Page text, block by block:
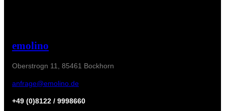
emolino
Oberstrogn 11, 85461 Bockhorn
anfrage@emolino.de
+49 (0)8122 / 9998660